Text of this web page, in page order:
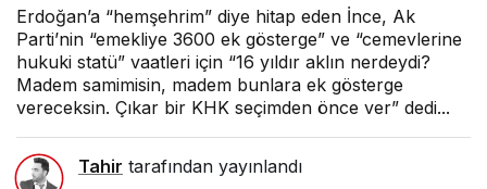
Erdoğan’a “hemşehrim” diye hitap eden İnce, Ak
Parti’nin “emekliye 3600 ek gösterge” ve “cemevlerine
hukuki statü” vaatleri için “16 yıldır aklın nerdeydi?
Madem samimisin, madem bunlara ek gösterge
vereceksin. Çıkar bir KHK seçimden önce ver” dedi...
Tahir tarafından yayınlandı